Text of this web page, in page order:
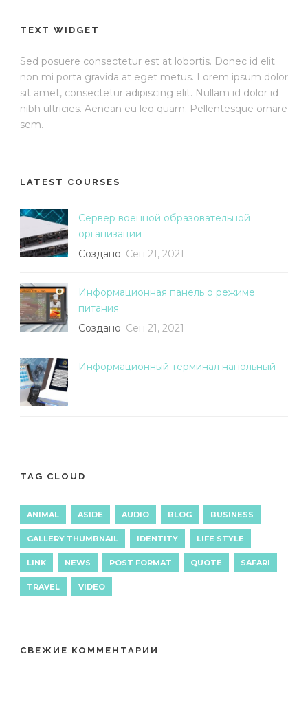
TEXT WIDGET
Sed posuere consectetur est at lobortis. Donec id elit
non mi porta gravida at eget metus. Lorem ipsum dolor
sit amet, consectetur adipiscing elit. Nullam id dolor id
nibh ultricies. Aenean eu leo quam. Pellentesque ornare
sem.
LATEST COURSES
Сервер военной образовательной
организации
Создано Сен 21, 2021
Информационная панель о режиме
питания
Создано Сен 21, 2021
Информационный терминал напольный
TAG CLOUD
ANIMAL ASIDE AUDIO BLOG BUSINESS
GALLERY THUMBNAIL IDENTITY LIFE STYLE
LINK NEWS POST FORMAT QUOTE SAFARI
TRAVEL VIDEO
СВЕЖИЕ КОММЕНТАРИИ